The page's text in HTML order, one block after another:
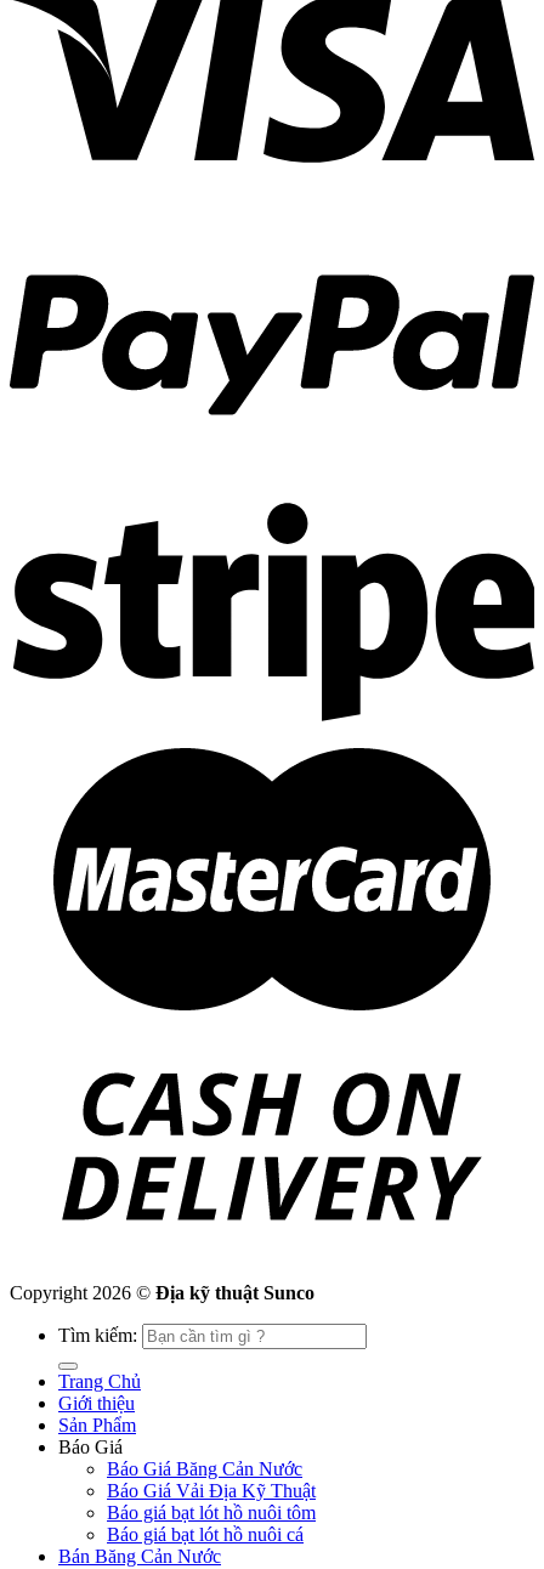
Copyright 2026 © Địa kỹ thuật Sunco
Tìm kiếm:
Trang Chủ
Giới thiệu
Sản Phẩm
Báo Giá
Báo Giá Băng Cản Nước
Báo Giá Vải Địa Kỹ Thuật
Báo giá bạt lót hồ nuôi tôm
Báo giá bạt lót hồ nuôi cá
Bán Băng Cản Nước